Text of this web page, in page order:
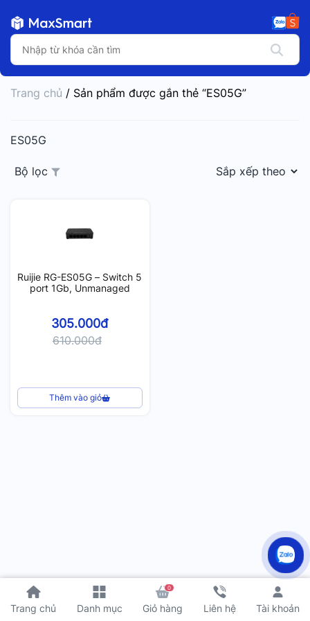
Trang chủ Danh mục
0
Giỏ hàng Liên hệ Tài khoản
Trang chủ / Sản phẩm được gắn thẻ “ES05G”
ES05G
Bộ lọc
Ruijie RG-ES05G – Switch 5
port 1Gb, Unmanaged
305.000đ
610.000đ
Thêm vào giỏ